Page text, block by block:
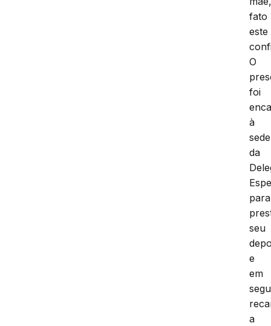
fato
este
O
foi
à
sede
da
para
seu
e
em
a